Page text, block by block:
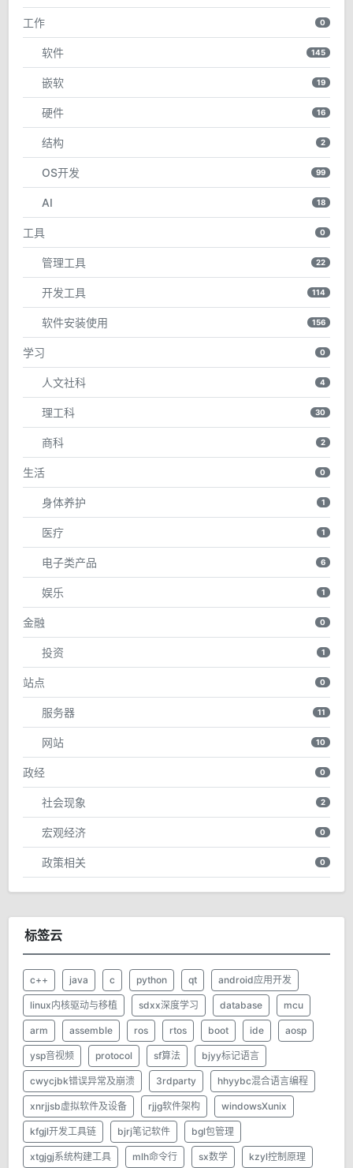
工作 0
软件 145
嵌软 19
硬件 16
结构 2
OS开发 99
AI 18
工具 0
管理工具 22
开发工具 114
软件安装使用 156
学习 0
人文社科 4
理工科 30
商科 2
生活 0
身体养护 1
医疗 1
电子类产品 6
娱乐 1
金融 0
投资 1
站点 0
服务器 11
网站 10
政经 0
社会现象 2
宏观经济 0
政策相关 0
标签云
c++ java c python qt android应用开发
linux内核驱动与移植 sdxx深度学习 database mcu
arm assemble ros rtos boot ide aosp
ysp音视频 protocol sf算法 bjyy标记语言
cwycjbk错误异常及崩溃 3rdparty hhyybc混合语言编程
xnrjjsb虚拟软件及设备 rjjg软件架构 windowsXunix
kfgjl开发工具链 bjrj笔记软件 bgl包管理
xtgjgj系统构建工具 mlh命令行 sx数学 kzyl控制原理